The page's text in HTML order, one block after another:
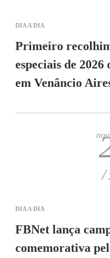
DIA A DIA
Primeiro
especiais de 2026
em Venâncio
/
DIA A DIA
FBNet lança
comemorativa